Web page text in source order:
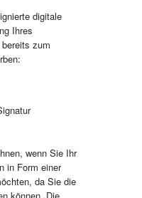
digitale
Ihres
zum
wenn Sie Ihr
in Form einer
da Sie die
können. Die